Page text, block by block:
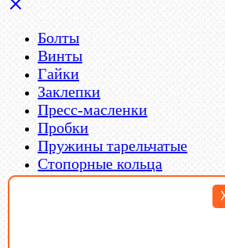
Болты
Винты
Гайки
Заклепки
Пресс-масленки
Пробки
Пружины тарельчатые
Стопорные кольца
Такелаж